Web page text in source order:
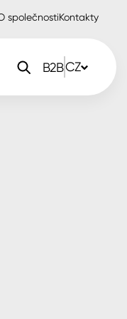
společnostiKontakty
B2BCZ